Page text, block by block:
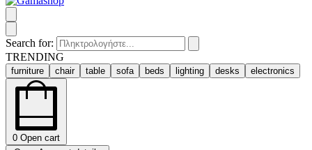
Search for:
TRENDING
furniture chair table sofa beds lighting desks electronics
0 Open cart